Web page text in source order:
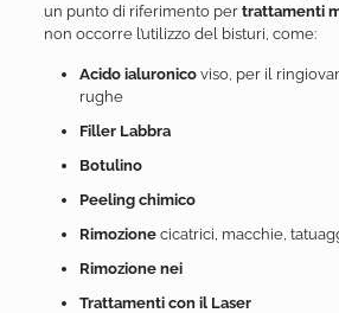
un punto di riferimento per trattamenti
non occorre l’utilizzo del bisturi, come:
Acido ialuronicoviso, per il
rughe
Filler Labbra
Botulino
Peeling chimico
Rimozionecicatrici, macchie,
Rimozione nei
Trattamenti con il Laser